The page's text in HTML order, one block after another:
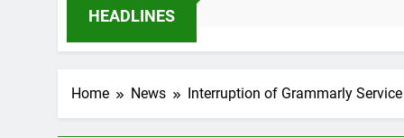
HEADLINES
1 Month Ago
Home News Interruption of Grammarly Service